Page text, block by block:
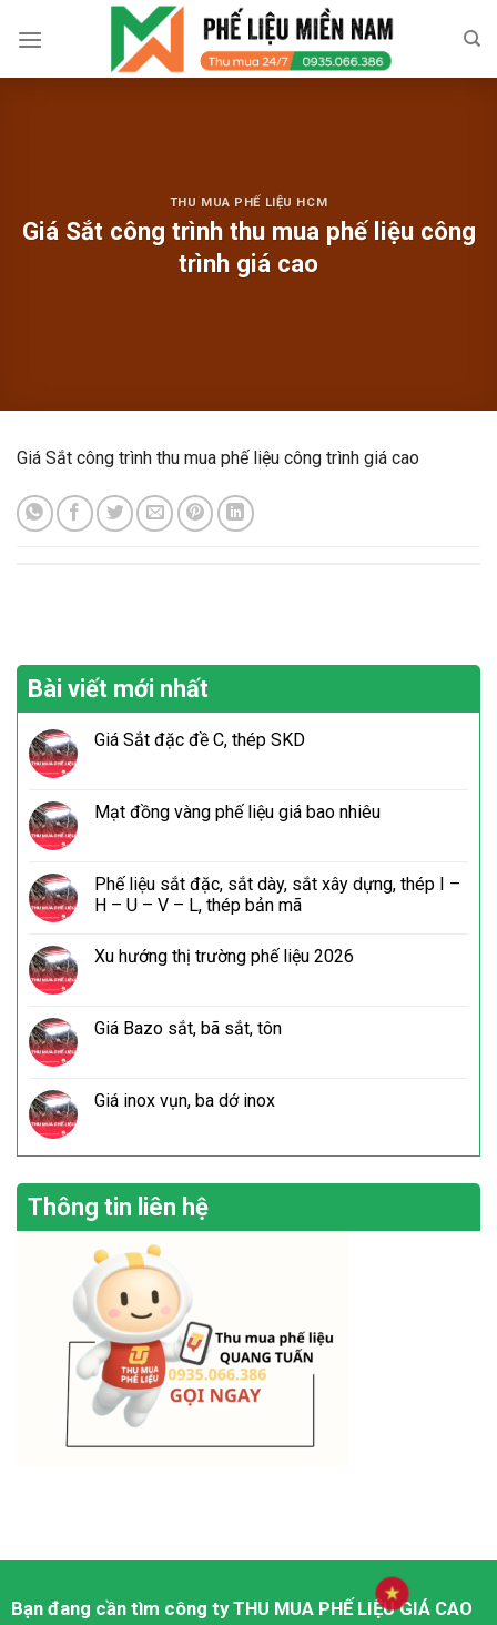
THU MUA PHẾ LIỆU HCM
Giá Sắt công trình thu mua phế liệu công
trình giá cao
Giá Sắt công trình thu mua phế liệu công trình giá cao
Bài viết mới nhất
Giá Sắt đặc đề C, thép SKD
Mạt đồng vàng phế liệu giá bao nhiêu
Phế liệu sắt đặc, sắt dày, sắt xây dựng, thép I –
H – U – V – L, thép bản mã
Xu hướng thị trường phế liệu 2026
Giá Bazo sắt, bã sắt, tôn
Giá inox vụn, ba dớ inox
Thông tin liên hệ
Bạn đang cần tìm công tyTHU MUA PHẾ LIỆUGIÁ CAO